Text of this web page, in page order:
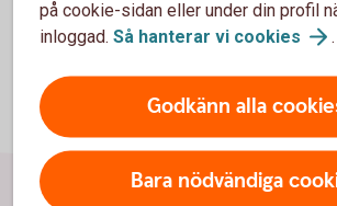
på cookie-sidan eller under din profil
inloggad. Så hanterar vi cookies .
Godkänn alla
Bara nödvändiga